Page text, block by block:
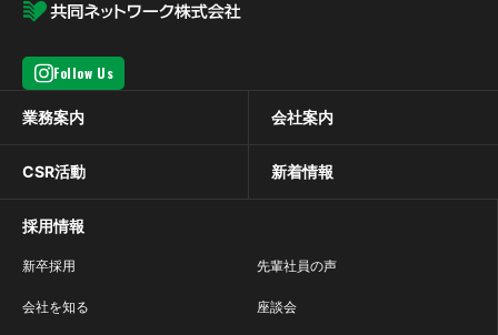
Follow Us
業務案内 会社案内
CSR活動 新着情報
採用情報
新卒採用
会社を知る
先輩社員の声
座談会